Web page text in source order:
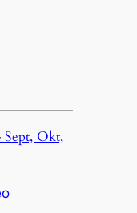
Okt,